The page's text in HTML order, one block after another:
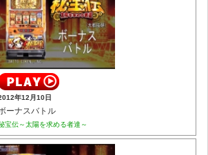
年12月10日
ーナスバトル
宝伝～太陽を求める者達～